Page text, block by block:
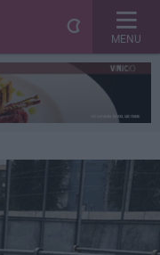
MENU